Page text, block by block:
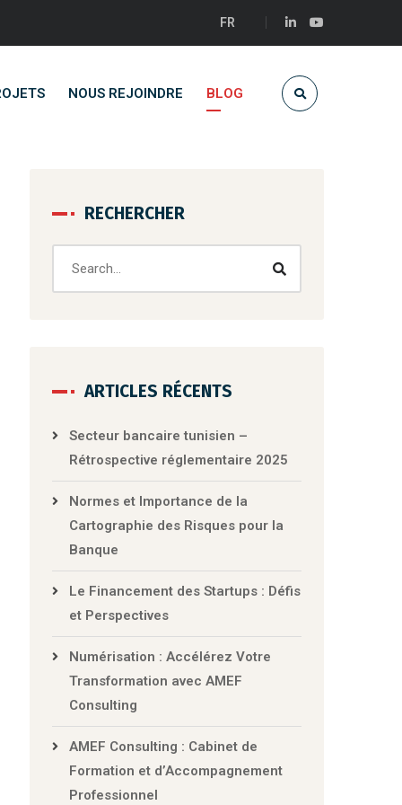
FR
NOUS REJOINDRE BLOG
RECHERCHER
ARTICLES RÉCENTS
Secteur bancaire tunisien –
Rétrospective réglementaire 2025
Normes et Importance de la
Cartographie des Risques pour la
Banque
Le Financement des Startups : Défis
et Perspectives
Numérisation : Accélérez Votre
Transformation avec AMEF
Consulting
AMEF Consulting : Cabinet de
Formation et d’Accompagnement
Professionnel